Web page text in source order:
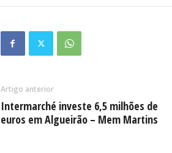
Artigo anterior
Intermarché investe 6,5 milhões de
euros em Algueirão – Mem Martins